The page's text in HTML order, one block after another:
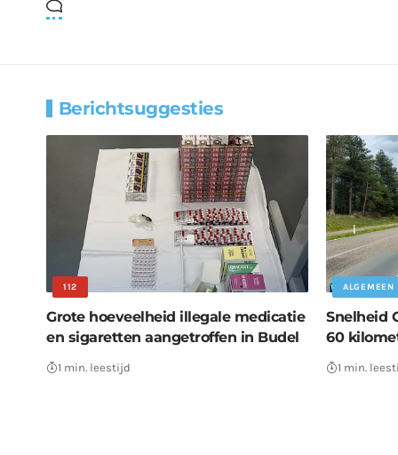
Berichtsuggesties
112
Grote hoeveelheid illegale medicatie
en sigaretten aangetroffen in Budel
1 min. leestijd
ALGEMEEN
Snelheid
60
1 min.